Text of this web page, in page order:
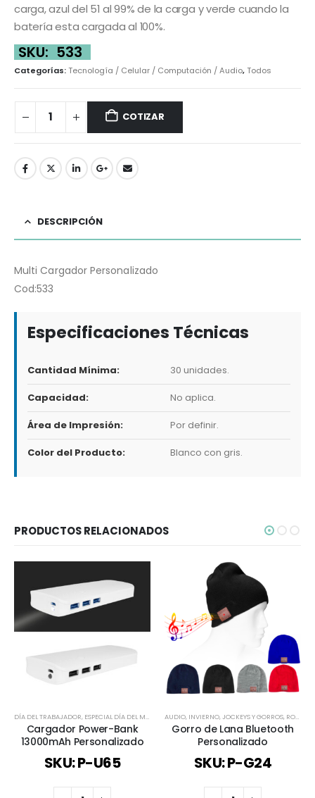
carga, azul del 51 al 99% de la carga y verde cuando la
batería esta cargada al 100%.
SKU: 533
Categorías:Tecnología / Celular / Computación / Audio,Todos
COTIZAR
DESCRIPCIÓN
Multi Cargador Personalizado
Cod:533
Especificaciones Técnicas
Cantidad Mínima: 30 unidades.
Capacidad: No aplica.
Área de Impresión: Por definir.
Color del Producto: Blanco con gris.
PRODUCTOS RELACIONADOS
DÍA DEL TRABAJADOR, ESPECIAL DÍA DEL MINERO ,POWER BANK,TECNOLOGÍA / CELULAR /
Cargador Power-Bank
13000mAh Personalizado
SKU: P-U65
AUDIO, INVIERNO,JOCKEYS Y GORROS, ROPA DE SEGURIDAD
Gorro de Lana Bluetooth
Personalizado
SKU: P-G24